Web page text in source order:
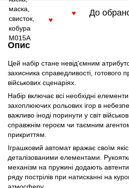
До
Опис
Цей набір стане невід'ємним
захисника справедливості, готового
військових сценаріях.
Набір включає всі необхідні
захоплюючих рольових ігор в
важливо іноді поринути у світ
справжнім героєм чи таємним
прикриттям.
Іграшковий автомат вражає своїм
деталізованими елементами.
механізм на пружині додають
ряду пострілів при натисканні на
атмосферу.